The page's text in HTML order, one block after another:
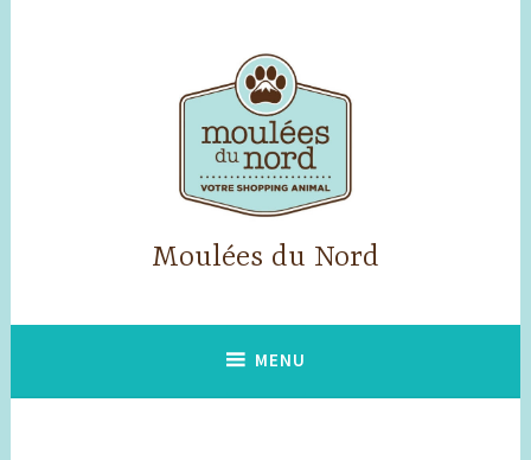
Moulées du Nord
MENU